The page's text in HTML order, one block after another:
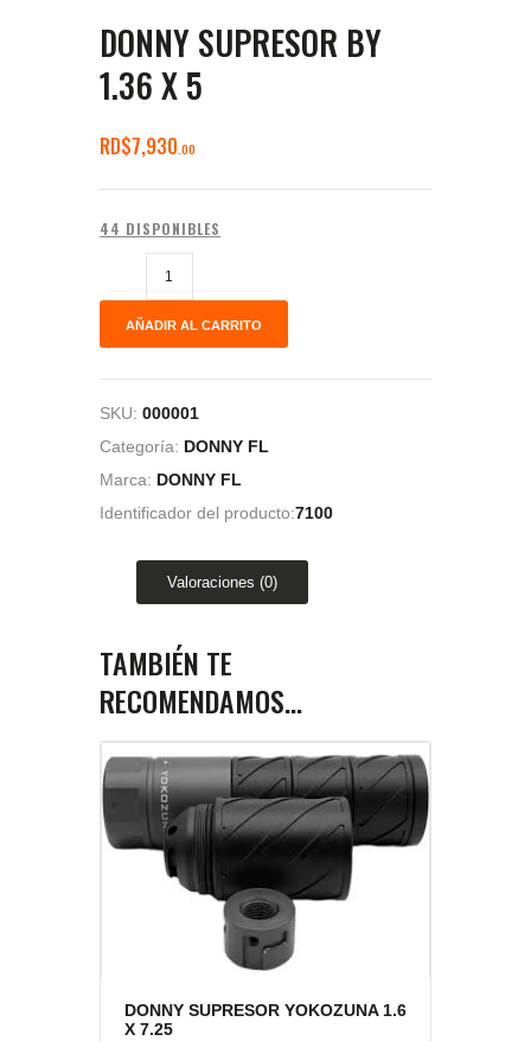
DONNY SUPRESOR BY
1.36 X 5
RD$7,930 00
44 DISPONIBLES
AÑADIR AL CARRITO
SKU: 000001
Categoría: DONNY FL
Marca: DONNY FL
Identificador del producto:7100
Valoraciones (0)
TAMBIÉN TE
RECOMENDAMOS…
DONNY SUPRESOR YOKOZUNA 1.6
X 7.25